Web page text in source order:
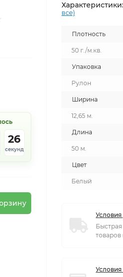
25
секунд
Характеристики:
все)
Плотность
50 г./м.кв.
Упаковка
Рулон
Ширина
12,65 м.
Длина
50 м.
Цвет
Белый
Условия
Быстрая